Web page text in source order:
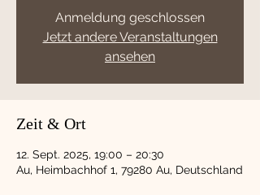
Anmeldung geschlossen
Jetzt andere Veranstaltungen
ansehen
Zeit & Ort
12. Sept. 2025, 19:00 – 20:30
Au, Heimbachhof 1, 79280 Au, Deutschland